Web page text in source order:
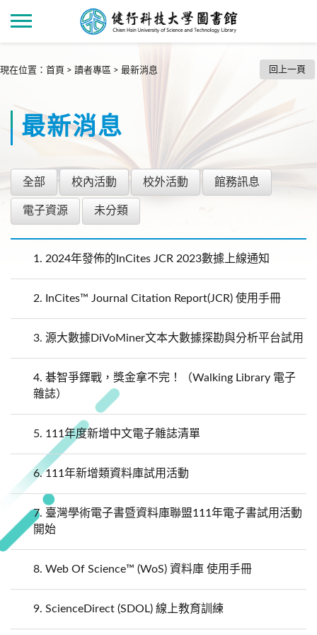
現在位置 ： 首頁 > 讀者專區 > 最新消息 回上一頁
最新消息
全部 校內活動 校外活動 館務訊息
電子資源 未分類
1. 2024年發佈的InCites JCR 2023數據上線通知
2. InCites™ Journal Citation Report(JCR) 使用手冊
3. 源大數據DiVoMiner文本大數據探勘與分析平台試用
4. 碁智爭鐸戰，獎金拿不完！（Walking Library 電子
雜誌）
5. 111年度新增中文電子雜誌清單
6.111年新增類資料庫試用活動
7. 臺灣學術電子書暨資料庫聯盟111年電子書試用活動
開始
8. Web Of Science™ (WoS) 資料庫 使用手冊
9. ScienceDirect (SDOL) 線上教育訓練